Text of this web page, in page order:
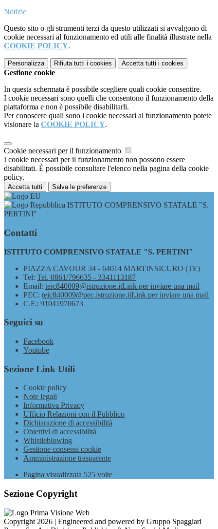
Notizie
Questo sito o gli strumenti terzi da questo utilizzati si avvalgono di
cookie necessari al funzionamento ed utili alle finalità illustrate nella
COOKIE POLICY.
Personalizza Rifiuta tutti i cookies Accetta tutti i cookies
Gestione cookie
In questa schermata è possibile scegliere quali cookie consentire.
I cookie necessari sono quelli che consentono il funzionamento della
piattaforma e non è possibile disabilitarli.
Per conoscere quali sono i cookie necessari al funzionamento potete
visionare la COOKIE POLICY.
Cookie necessari per il funzionamento
I cookie necessari per il funzionamento non possono essere
disabilitati. È possibile consultare l'elenco nella pagina della cookie
policy.
Accetta tutti Salva le preferenze
ISTITUTO COMPRENSIVO STATALE "S.
PERTINI"
Contatti
ISTITUTO COMPRENSIVO STATALE "S. PERTINI"
PIAZZA CAVOUR 34 - 64014 MARTINSICURO (TE)
Tel: Tel. 0861/796635 - 3341113187
Email: teic840009@istruzione.itLink per inviare una mail
PEC: teic840009@pec.istruzione.itLink per inviare una mail
C.F.: 91041970673
Seguici su
Facebook
Youtube
Sezione Link Utili
Cookie policy
Note legali
Informativa Privacy
Ufficio Relazioni con il Pubblico
Dichiarazione di accessibilità
Obiettivi di accessibilità
Whistleblowing
Gestione consensi cookie
Amministrazione trasparente
Pagina visualizzata 525 volte
Sezione Copyright
Copyright 2026 | Engineered and powered by Gruppo Spaggiari